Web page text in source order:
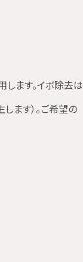
ます。イボ除去は
ます）。ご希望の